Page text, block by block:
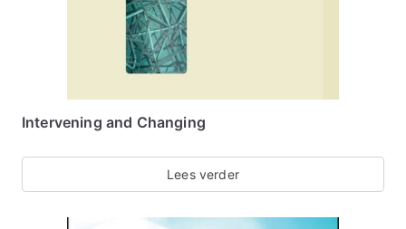
Intervening and Changing
Lees verder